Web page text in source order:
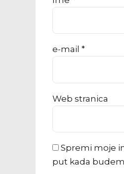
e-mail *
Web stranica
Spremi moje
put kada